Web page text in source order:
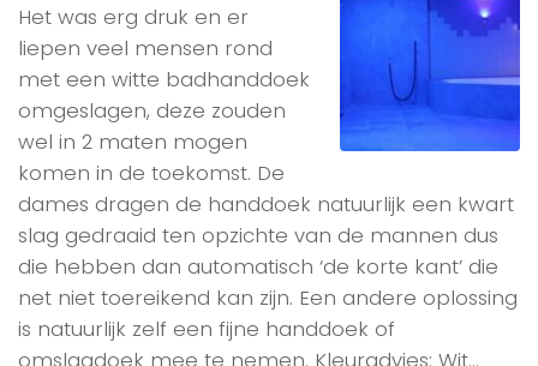
Het was erg druk en er
liepen veel mensen rond
met een witte badhanddoek
omgeslagen, deze zouden
wel in 2 maten mogen
komen in de toekomst. De
dames dragen de handdoek natuurlijk een kwart
slag gedraaid ten opzichte van de mannen dus
die hebben dan automatisch ‘de korte kant’ die
net niet toereikend kan zijn. Een andere oplossing
is natuurlijk zelf een fijne handdoek of
omslagdoek mee te nemen. Kleuradvies: Wit…